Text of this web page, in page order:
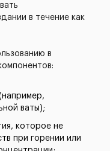
в течение как
в
ваты);
которое не
при горении или